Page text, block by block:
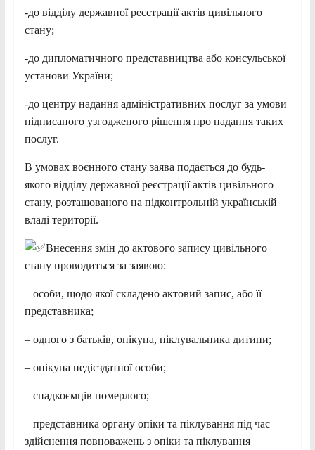
-до відділу державної реєстрації актів цивільного
стану;
-до дипломатичного представництва або консульської
установи України;
-до центру надання адміністративних послуг за умови
підписаного узгодженого рішення про надання таких
послуг.
В умовах воєнного стану заява подається до будь-
якого відділу державної реєстрації актів цивільного
стану, розташованого на підконтрольній українській
владі території.
Внесення змін до актового запису цивільного
стану проводиться за заявою:
– особи, щодо якої складено актовий запис, або її
представника;
– одного з батьків, опікуна, піклувальника дитини;
– опікуна недієздатної особи;
– спадкоємців померлого;
– представника органу опіки та піклування під час
здійснення повноважень з опіки та піклування